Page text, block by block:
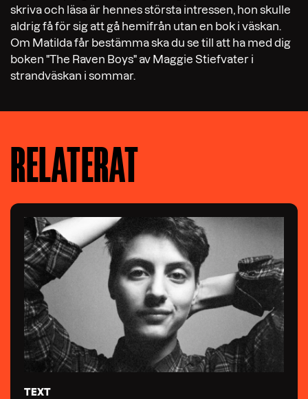
skriva och läsa är hennes största intressen, hon skulle
aldrig få för sig att gå hemifrån utan en bok i väskan.
Om Matilda får bestämma ska du se till att ha med dig
boken "The Raven Boys" av Maggie Stiefvater i
strandväskan i sommar.
RELATERAT
TEXT